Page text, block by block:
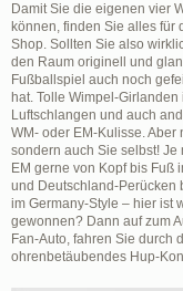
Damit Sie die eigenen vier
können, finden Sie alles für
Shop. Sollten Sie also
den Raum originell und
Fußballspiel auch noch
hat. Tolle Wimpel-
Luftschlangen und auch
WM- oder EM-Kulisse. Aber
sondern auch Sie selbst! Je
EM gerne von Kopf bis Fuß
und Deutschland-Perücken
im Germany-Style – hier ist
gewonnen? Dann auf zum
Fan-Auto, fahren Sie durch
ohrenbetäubendes Hup-